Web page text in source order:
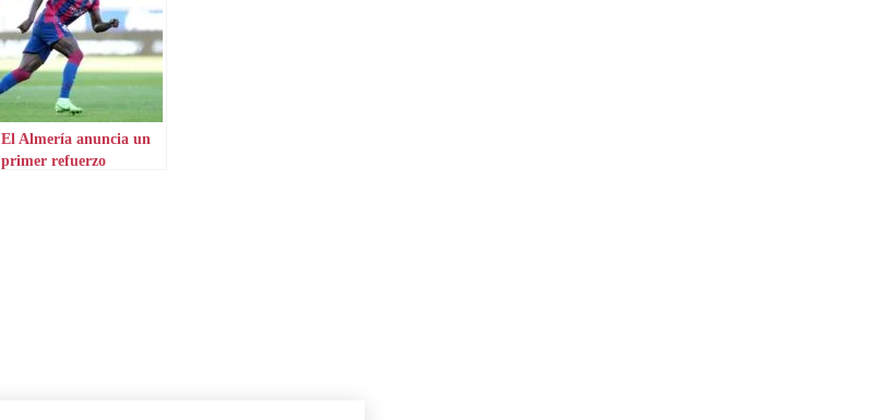
El Almería anuncia un
primer refuerzo